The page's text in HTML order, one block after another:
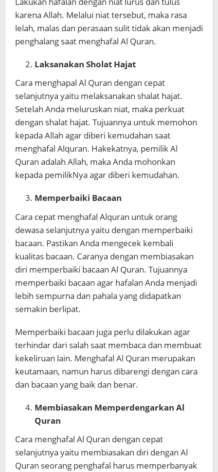
karena Allah. Melalui niat tersebut, maka rasa
lelah, malas dan perasaan sulit tidak akan menjadi
penghalang saat menghafal Al Quran.
Laksanakan Sholat Hajat
Cara menghapal Al Quran dengan cepat
selanjutnya yaitu melaksanakan shalat hajat.
Setelah Anda meluruskan niat, maka perkuat
dengan shalat hajat. Tujuannya untuk memohon
kepada Allah agar diberi kemudahan saat
menghafal Alquran. Hakekatnya, pemilik Al
Quran adalah Allah, maka Anda mohonkan
kepada pemilikNya agar diberi kemudahan.
Memperbaiki Bacaan
Cara cepat menghafal Alquran untuk orang
dewasa selanjutnya yaitu dengan memperbaiki
bacaan. Pastikan Anda mengecek kembali
kualitas bacaan. Caranya dengan membiasakan
diri memperbaiki bacaan Al Quran. Tujuannya
memperbaiki bacaan agar hafalan Anda menjadi
lebih sempurna dan pahala yang didapatkan
semakin berlipat.
Memperbaiki bacaan juga perlu dilakukan agar
terhindar dari salah saat membaca dan membuat
kekeliruan lain. Menghafal Al Quran merupakan
keutamaan, namun harus dibarengi dengan cara
dan bacaan yang baik dan benar.
Membiasakan Memperdengarkan Al
Quran
Cara menghafal Al Quran dengan cepat
selanjutnya yaitu membiasakan diri dengan Al
Quran seorang penghafal harus memperbanyak